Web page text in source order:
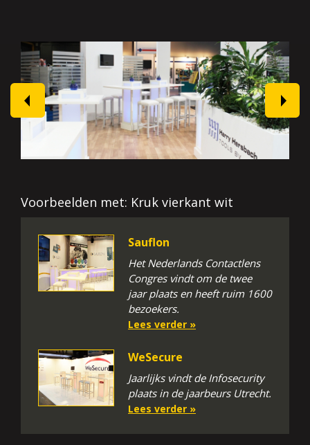
prev next
Voorbeelden met: Kruk vierkant wit
Sauflon
Het Nederlands Contactlens
Congres vindt om de twee
jaar plaats en heeft ruim 1600
bezoekers.
Lees verder »
WeSecure
Jaarlijks vindt de Infosecurity
plaats in de jaarbeurs Utrecht.
Lees verder »